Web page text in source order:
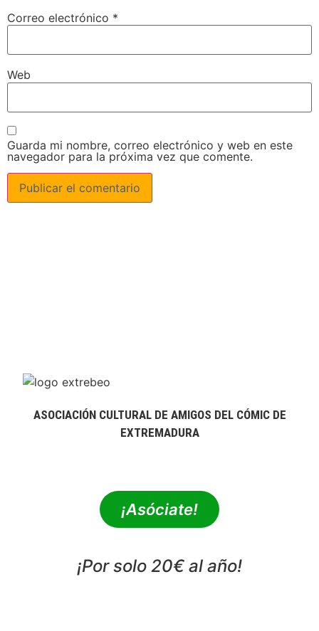
Correo electrónico *
Web
Guarda mi nombre, correo electrónico y web en este
navegador para la próxima vez que comente.
ASOCIACIÓN CULTURAL DE AMIGOS DEL CÓMIC DE
EXTREMADURA
¡Asóciate!
¡Por solo 20€ al año!